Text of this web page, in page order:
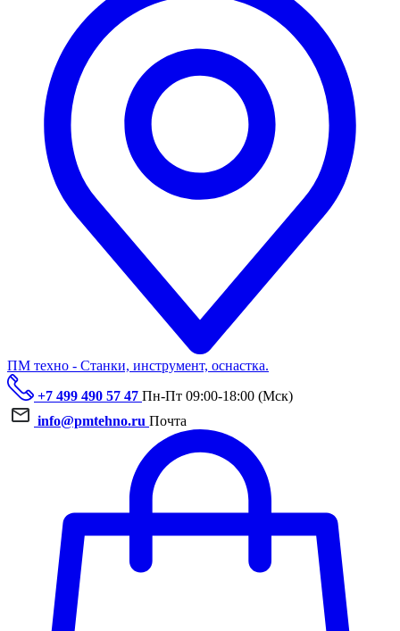
ПМ техно - Станки, инструмент, оснастка.
+7 499 490 57 47 Пн-Пт 09:00-18:00 (Мск)
info@pmtehno.ru Почта